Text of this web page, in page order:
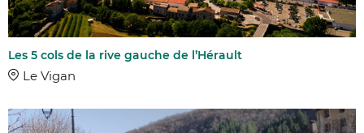
Les 5 cols de la rive gauche de l’Hérault
Le Vigan